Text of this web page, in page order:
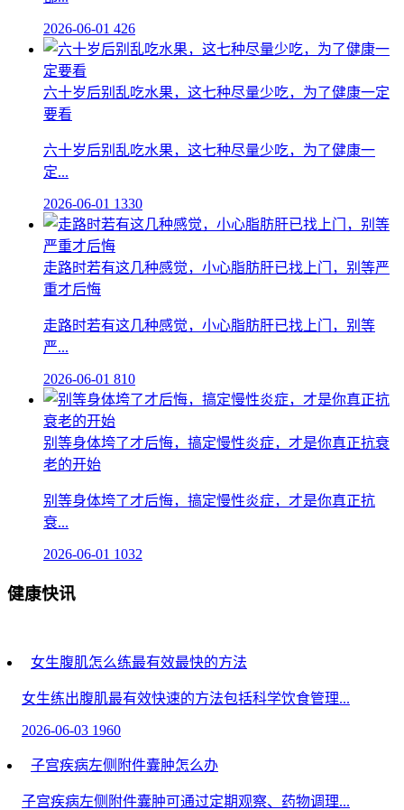
2026-06-01 426
六十岁后别乱吃水果，这七种尽量少吃，为了健康一定
要看
六十岁后别乱吃水果，这七种尽量少吃，为了健康一
定...
2026-06-01 1330
走路时若有这几种感觉，小心脂肪肝已找上门，别等严
重才后悔
走路时若有这几种感觉，小心脂肪肝已找上门，别等
严...
2026-06-01 810
别等身体垮了才后悔，搞定慢性炎症，才是你真正抗衰
老的开始
别等身体垮了才后悔，搞定慢性炎症，才是你真正抗
衰...
2026-06-01 1032
健康快讯
女生腹肌怎么练最有效最快的方法
女生练出腹肌最有效快速的方法包括科学饮食管理...
2026-06-03 1960
子宫疾病左侧附件囊肿怎么办
子宫疾病左侧附件囊肿可通过定期观察、药物调理...